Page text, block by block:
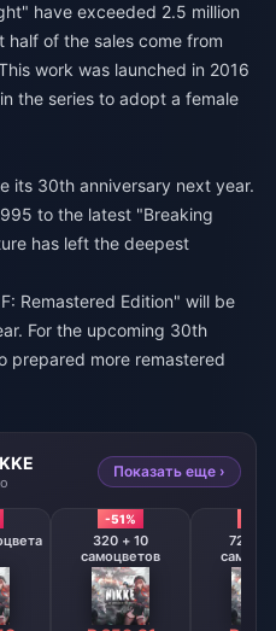
have exceeded 2.5 million
of the sales come from
work was launched in 2016
the series to adopt a female
its 30th anniversary next year.
to the latest "Breaking
has left the deepest
Remastered Edition" will be
For the upcoming 30th
prepared more remastered
Показать еще ›
-51%
320 + 10
самоцветов
720 +